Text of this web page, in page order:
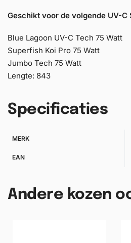
Geschikt voor de volgende UV-C
Blue Lagoon UV-C Tech 75 Watt
Superfish Koi Pro 75 Watt
Jumbo Tech 75 Watt
Lengte: 843
Specificaties
MERK
EAN
Andere kozen